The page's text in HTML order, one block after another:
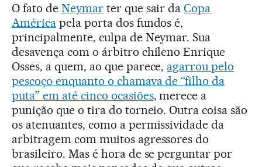
O fato de Neymarter que sair daCopa
Américapela porta dos fundos é,
principalmente, culpa de Neymar. Sua
desavença com o árbitro chileno Enrique
Osses, a quem, ao que parece, agarrou pelo
pescoço enquanto o chamava de “filho da
puta” em até cinco ocasiões, merece a
punição que o tira do torneio. Outra coisa são
os atenuantes, como a permissividade da
arbitragem com muitos agressores do
brasileiro. Mas é hora de se perguntar por